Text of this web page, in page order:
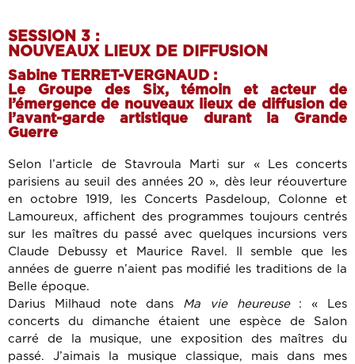
SESSION 3 :
NOUVEAUX LIEUX DE DIFFUSION
Sabine TERRET-VERGNAUD :
Le Groupe des Six, témoin et acteur de
l’émergence de nouveaux lieux de diffusion de
l’avant-garde artistique durant la Grande
Guerre
Selon l’article de Stavroula Marti sur « Les concerts
parisiens au seuil des années 20 », dès leur réouverture
en octobre 1919, les Concerts Pasdeloup, Colonne et
Lamoureux, affichent des programmes toujours centrés
sur les maîtres du passé avec quelques incursions vers
Claude Debussy et Maurice Ravel. Il semble que les
années de guerre n’aient pas modifié les traditions de la
Belle époque.
Darius Milhaud note dans Ma vie heureuse: « Les
concerts du dimanche étaient une espèce de Salon
carré de la musique, une exposition des maîtres du
passé. J’aimais la musique classique, mais dans mes